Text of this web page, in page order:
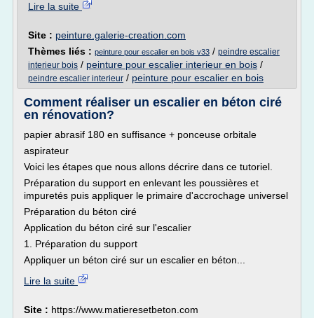
Lire la suite
Site : peinture.galerie-creation.com
Thèmes liés : peinture pour escalier en bois v33 / peindre escalier
interieur bois / peinture pour escalier interieur en bois /
peindre escalier interieur / peinture pour escalier en bois
Comment réaliser un escalier en béton ciré
en rénovation?
papier abrasif 180 en suffisance + ponceuse orbitale
aspirateur
Voici les étapes que nous allons décrire dans ce tutoriel.
Préparation du support en enlevant les poussières et
impuretés puis appliquer le primaire d'accrochage universel
Préparation du béton ciré
Application du béton ciré sur l'escalier
1. Préparation du support
Appliquer un béton ciré sur un escalier en béton...
Lire la suite
Site : https://www.matieresetbeton.com